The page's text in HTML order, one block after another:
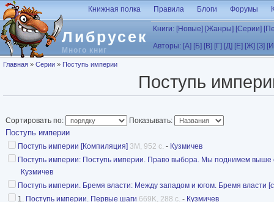
Перейти к основному содержанию
Либрусек
Много книг
Книжная полка Правила Блоги Форумы
Книги: [Новые] [Жанры] [Серии]
Авторы: [А] [Б] [В] [Г] [Д] [Е] [Ж] [З]
Вы здесь
Главная » Серии » Поступь империи
Поступь
Сортировать по: Показывать:
Поступь империи
Поступь империи [Компиляция] 3M, 952 с. - Кузмичев
Поступь империи: Поступь империи. Право выбора. Мы поднимем выше
Кузмичев
Поступь империи. Бремя власти: Между западом и югом. Бремя власти
1. Поступь империи. Первые шаги 669K, 288 с. - Кузмичев